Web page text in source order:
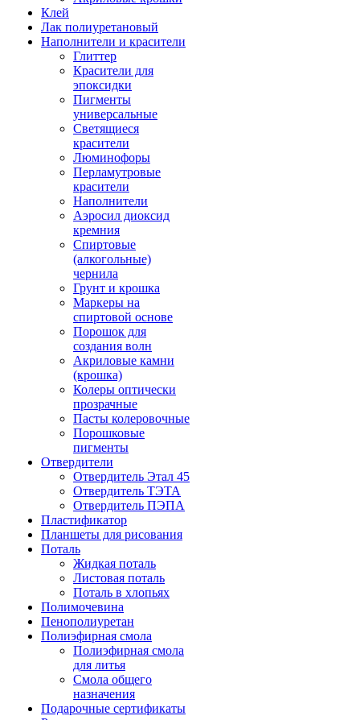
Клей
Лак полиуретановый
Наполнители и красители
Глиттер
Красители для
эпоксидки
Пигменты
универсальные
Светящиеся
красители
Люминофоры
Перламутровые
красители
Наполнители
Аэросил диоксид
кремния
Спиртовые
(алкогольные)
чернила
Грунт и крошка
Маркеры на
спиртовой основе
Порошок для
создания волн
Акриловые камни
(крошка)
Колеры оптически
прозрачные
Пасты колеровочные
Порошковые
пигменты
Отвердители
Отвердитель Этал 45
Отвердитель ТЭТА
Отвердитель ПЭПА
Пластификатор
Планшеты для рисования
Поталь
Жидкая поталь
Листовая поталь
Поталь в хлопьях
Полимочевина
Пенополиуретан
Полиэфирная смола
Полиэфирная смола
для литья
Смола общего
назначения
Подарочные сертификаты